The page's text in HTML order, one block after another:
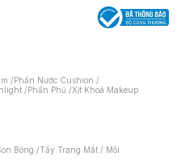
/Phấn Nước Cushion /
/Phấn Phủ /Xịt Khoá Makeup
Bóng /Tẩy Trang Mắt / Môi